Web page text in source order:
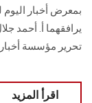
بمعرض أخبار اليوم
يرافقهما أ. أحمد
تحرير مؤسسة أخبار
اقرأ المزيد